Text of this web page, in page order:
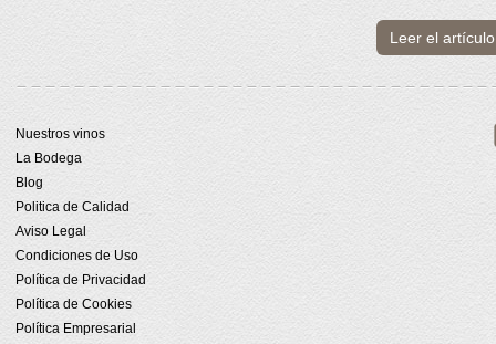
Leer el
Nuestros vinos
La Bodega
Blog
Politica de Calidad
Aviso Legal
Condiciones de Uso
Política de Privacidad
Política de Cookies
Política Empresarial